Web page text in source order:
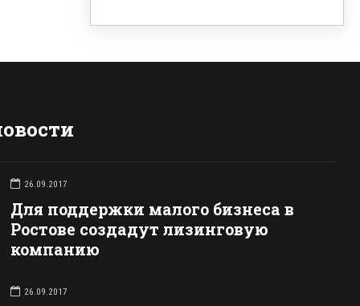
26.09.2017
Для поддержки малого бизнеса в
Ростове создадут лизинговую
компанию
26.09.2017